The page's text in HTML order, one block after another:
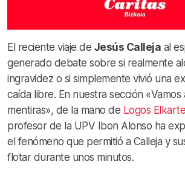
El reciente viaje de Jesús Calleja al
generado debate sobre si realmente
ingravidez o si simplemente vivió una
caída libre. En nuestra sección «Vamos
mentiras», de la mano de Logos
profesor de la UPV Ibon Alonso ha
el fenómeno que permitió a Calleja y
flotar durante unos minutos.